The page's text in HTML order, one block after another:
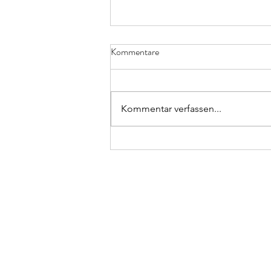
„Workation“ erobert die
Kommentare
Kommentar verfassen...